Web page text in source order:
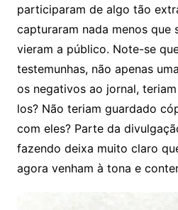
participaram de algo tão
capturaram nada menos que
vieram a público. Note-se
testemunhas, não apenas
os negativos ao jornal,
los? Não teriam guardado
com eles? Parte da
fazendo deixa muito claro
agora venham à tona e